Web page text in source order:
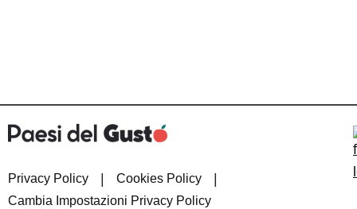
Privacy Policy Cookies Policy
Cambia Impostazioni Privacy Policy